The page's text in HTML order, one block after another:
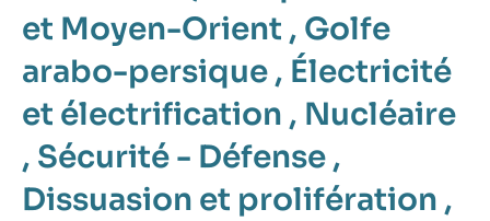
et Moyen-Orient , Golfe
arabo-persique , Électricité
et électrification , Nucléaire
, Sécurité - Défense ,
Dissuasion et prolifération ,